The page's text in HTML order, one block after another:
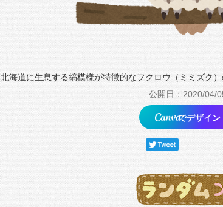
北海道に生息する縞模様が特徴的なフクロウ（ミミズク
公開日：2020/04/
でデザイン